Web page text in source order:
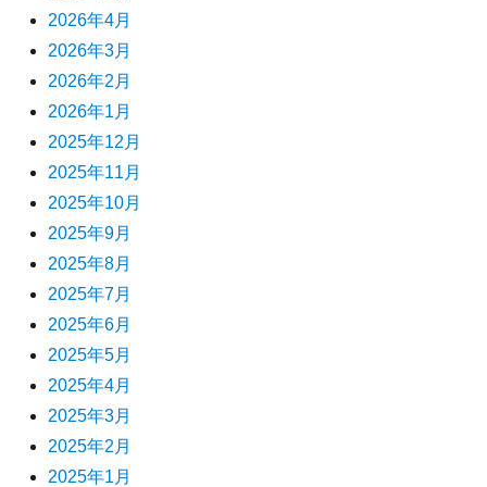
2026年4月
2026年3月
2026年2月
2026年1月
2025年12月
2025年11月
2025年10月
2025年9月
2025年8月
2025年7月
2025年6月
2025年5月
2025年4月
2025年3月
2025年2月
2025年1月